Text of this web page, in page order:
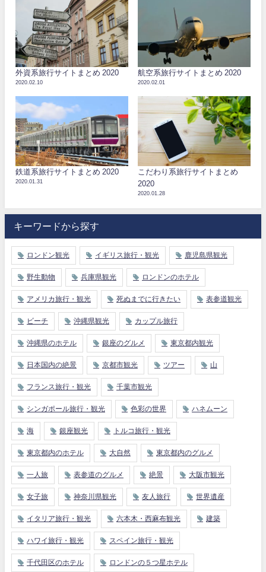
外資系旅行サイトまとめ 2020
2020.02.10
航空系旅行サイトまとめ 2020
2020.02.01
鉄道系旅行サイトまとめ 2020
2020.01.31
こだわり系旅行サイトまとめ
2020
2020.01.28
キーワードから探す
ロンドン観光 イギリス旅行・観光 鹿児島県観光
野生動物 兵庫県観光 ロンドンのホテル
アメリカ旅行・観光 死ぬまでに行きたい 表参道観光
ビーチ 沖縄県観光 カップル旅行
沖縄県のホテル 銀座のグルメ 東京都内観光
日本国内の絶景 京都市観光 ツアー 山
フランス旅行・観光 千葉市観光
シンガポール旅行・観光 色彩の世界 ハネムーン
海 銀座観光 トルコ旅行・観光
東京都内のホテル 大自然 東京都内のグルメ
一人旅 表参道のグルメ 絶景 大阪市観光
女子旅 神奈川県観光 友人旅行 世界遺産
イタリア旅行・観光 六本木・西麻布観光 建築
ハワイ旅行・観光 スペイン旅行・観光
千代田区のホテル ロンドンの５つ星ホテル